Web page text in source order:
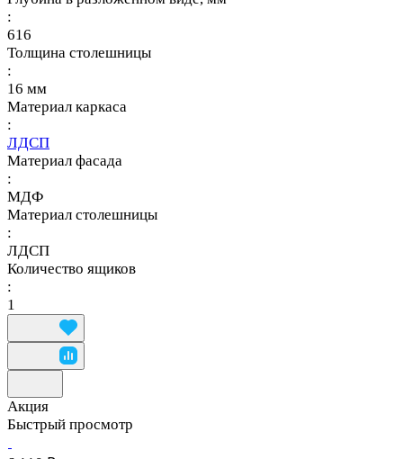
:
616
Толщина столешницы
:
16 мм
Материал каркаса
:
ЛДСП
Материал фасада
:
МДФ
Материал столешницы
:
ЛДСП
Количество ящиков
:
1
Акция
Быстрый просмотр